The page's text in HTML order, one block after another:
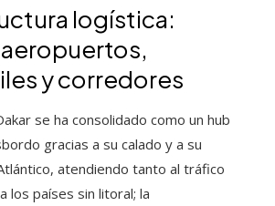
logística:
y corredores
se ha consolidado como un hub
gracias a su calado y a su
atendiendo tanto al tráfico
los países sin litoral; la